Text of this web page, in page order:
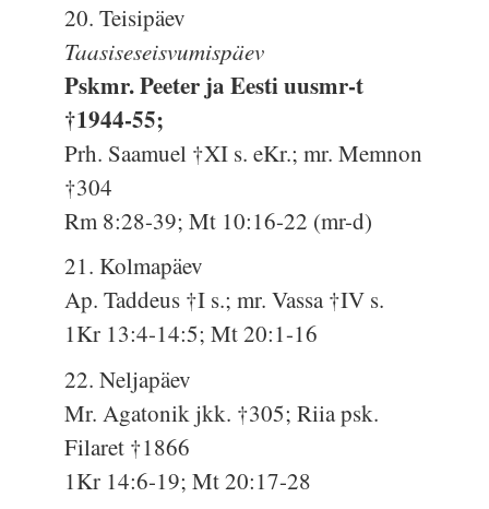
20. Teisipäev
Taasiseseisvumispäev
Pskmr. Peeter ja Eesti uusmr-t
†1944-55;
Prh. Saamuel †XI s. eKr.; mr. Memnon
†304
Rm 8:28-39; Mt 10:16-22 (mr-d)
21. Kolmapäev
Ap. Taddeus †I s.; mr. Vassa †IV s.
1Kr 13:4-14:5; Mt 20:1-16
22. Neljapäev
Mr. Agatonik jkk. †305; Riia psk.
Filaret †1866
1Kr 14:6-19; Mt 20:17-28